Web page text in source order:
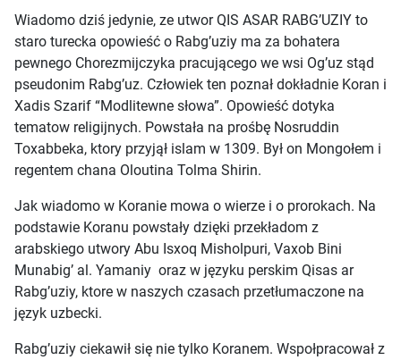
Wiadomo dziś jedynie, ze utwor QIS ASAR RABG’UZIY to
staro turecka opowieść o Rabg’uziy ma za bohatera
pewnego Chorezmijczyka pracującego we wsi Og’uz stąd
pseudonim Rabg’uz. Człowiek ten poznał dokładnie Koran i
Xadis Szarif “Modlitewne słowa”. Opowieść dotyka
tematow religijnych. Powstała na prośbę Nosruddin
Toxabbeka, ktory przyjął islam w 1309. Był on Mongołem i
regentem chana Oloutina Tolma Shirin.
Jak wiadomo w Koranie mowa o wierze i o prorokach. Na
podstawie Koranu powstały dzięki przekładom z
arabskiego utwory Abu Isxoq Misholpuri, Vaxob Bini
Munabig’ al. Yamaniy oraz w języku perskim Qisas ar
Rabg’uziy, ktore w naszych czasach przetłumaczone na
język uzbecki.
Rabg’uziy ciekawił się nie tylko Koranem. Wspołpracował z